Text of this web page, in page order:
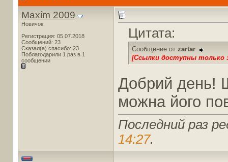
Maxim 2009
Новичок
Регистрация: 05.07.2018
Сообщений: 23
Сказал(а) спасибо: 23
Поблагодарили 1 раз в 1
сообщении
Цитата:
Сообщение от zartar
[Ссылки доступны только
Добрий день!
можна його
Последний раз
14:27.